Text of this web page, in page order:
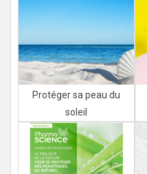
Protéger sa peau du
soleil